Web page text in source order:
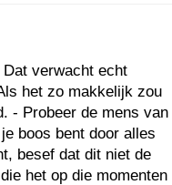
verwacht echt
het zo makkelijk zou
- Probeer de mens van
boos bent door alles
besef dat dit niet de
het op die momenten